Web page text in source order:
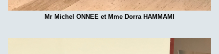
Mr Michel ONNEE et Mme Dorra HAMMAMI